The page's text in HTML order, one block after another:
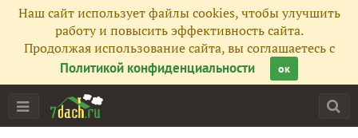
Наш сайт использует файлы cookies, чтобы улучшить
работу и повысить эффективность сайта.
Продолжая использование сайта, вы соглашаетесь с
Политикой конфиденциальности
ок
Сейчас обсуждают
Как быстро и эффективно избавиться от натоптышей на